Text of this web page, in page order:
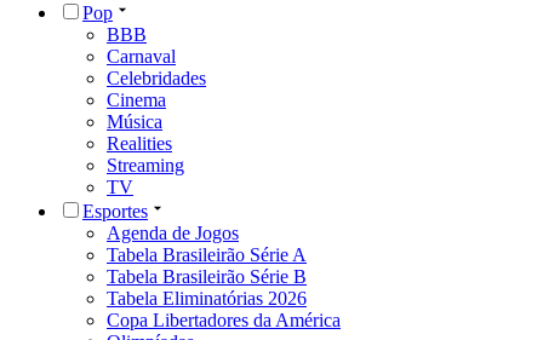
Pop
BBB
Carnaval
Celebridades
Cinema
Música
Realities
Streaming
TV
Esportes
Agenda de Jogos
Tabela Brasileirão Série A
Tabela Brasileirão Série B
Tabela Eliminatórias 2026
Copa Libertadores da América